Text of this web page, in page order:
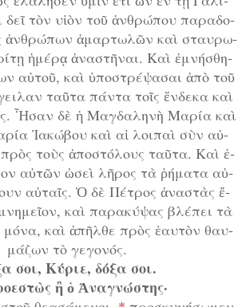
δεῖ τὸν υἱ­ὸν τοῦ ἀν­θρώ­που πα­ρα­δο­
ἀν­θρώ­πων ἁ­μαρ­τω­λῶν καὶ σταυ­ρω­
ἡ­μέ­ρᾳ ἀ­να­στῆ­ναι. Καὶ ἐ­μνή­σθη­
αὐ­τοῦ, καὶ ὑ­πο­στρέ­ψα­σαι ἀ­πὸ τοῦ
ταῦ­τα πάν­τα τοῖς ἕν­δε­κα καὶ
Ἦ­σαν δὲ ἡ Μα­γδα­λη­νὴ Μα­ρί­α καὶ
Ἰ­α­κώ­βου καὶ αἱ λοι­παὶ σὺν αὐ­
πρὸς τοὺς ἀ­πο­στό­λους ταῦ­τα. Καὶ ἐ­
αὐ­τῶν ὡ­σεὶ λῆ­ρος τὰ ῥή­μα­τα αὐ­
αὐ­ταῖς. Ὁ δὲ Πέ­τρος ἀ­να­στὰς ἔ­
καὶ πα­ρα­κύ­ψας βλέ­πει τὰ
μό­να, καὶ ἀ­πῆλ­θε πρὸς ἑ­αυ­τὸν θαυ­
μά­ζων τὸ γε­γο­νός.
σοι, Κύ­ρι­ε, δό­ξα σοι.
ἢ ὁ Ἀ­να­γνώ­στης·